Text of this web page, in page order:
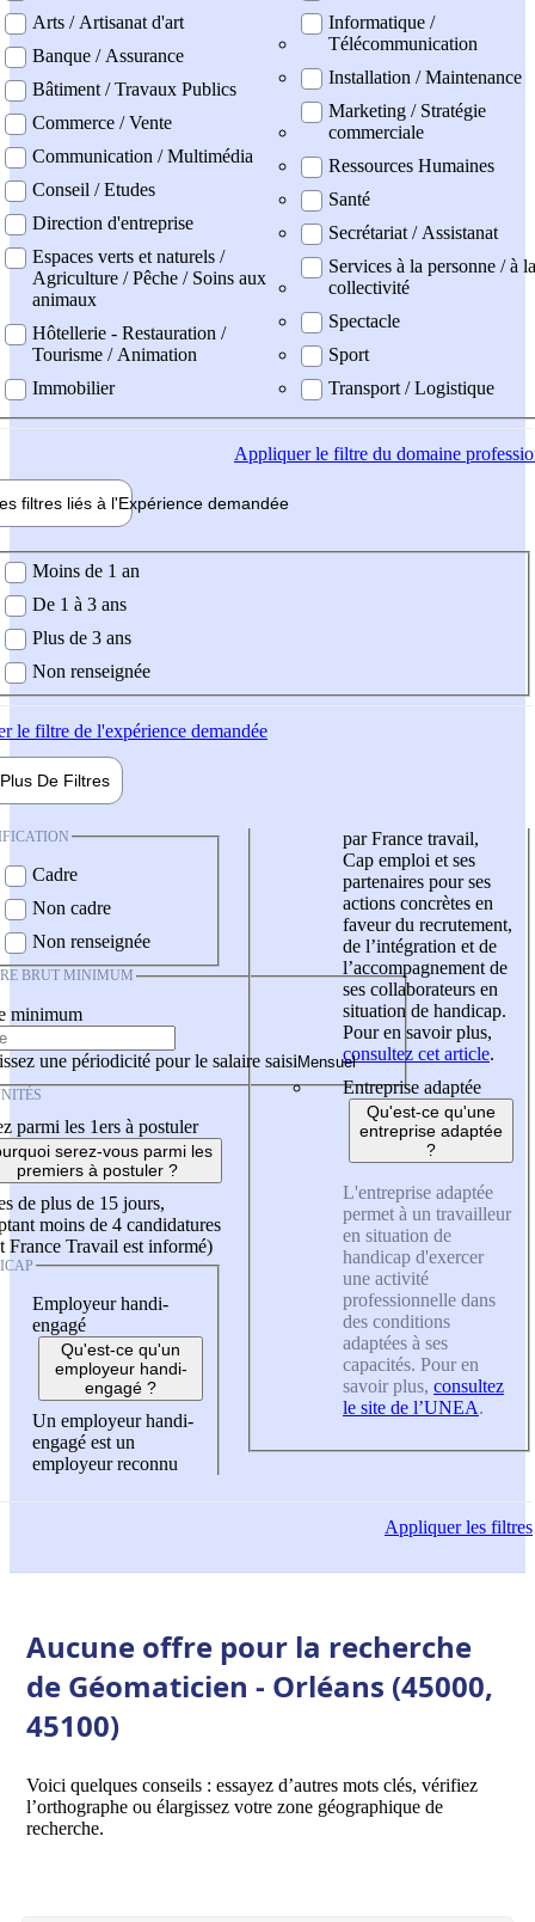
Arts / Artisanat d'art
Banque / Assurance
Bâtiment / Travaux Publics
Commerce / Vente
Communication / Multimédia
Conseil / Etudes
Direction d'entreprise
Espaces verts et naturels /
Agriculture / Pêche / Soins aux
animaux
Hôtellerie - Restauration /
Tourisme / Animation
Immobilier
Informatique /
Télécommunication
Installation / Maintenance
Marketing / Stratégie
commerciale
Ressources Humaines
Santé
Secrétariat / Assistanat
Services à la personne / à la
collectivité
Spectacle
Sport
Transport / Logistique
Appliquerle filtre du domaine
filtres liés à l'Expérience demandée
demandée
Moins de 1 an
De 1 à 3 ans
Plus de 3 ans
Non renseignée
le filtre de l'expérience demandée
Plus De Filtres
Cadre
Non cadre
Non renseignée
BRUT MINIMUM
minimum
une périodicité pour le salaire saisi
parmi les 1ers à postuler
serez-vous parmi les
premiers à postuler ?
de plus de 15 jours,
moins de 4 candidatures
France Travail est informé)
Employeur handi-
engagé
Qu'est-ce qu'un
employeur handi-
engagé ?
Un employeur handi-
engagé est un
employeur reconnu
par France travail,
Cap emploi et ses
partenaires pour ses
actions concrètes en
faveur du recrutement,
de l’intégration et de
l’accompagnement de
ses collaborateurs en
situation de handicap.
Pour en savoir plus,
consultez cet article.
Entreprise adaptée
Qu'est-ce qu'une
entreprise adaptée
?
L'entreprise adaptée
permet à un travailleur
en situation de
handicap d'exercer
une activité
professionnelle dans
des conditions
adaptées à ses
capacités. Pour en
savoir plus, consultez
le site de l’UNEA.
Appliquerles filtres
Aucune offre pour la recherche
de Géomaticien - Orléans (45000,
45100)
Voici quelques conseils : essayez d’autres mots clés, vérifiez
l’orthographe ou élargissez votre zone géographique de
recherche.